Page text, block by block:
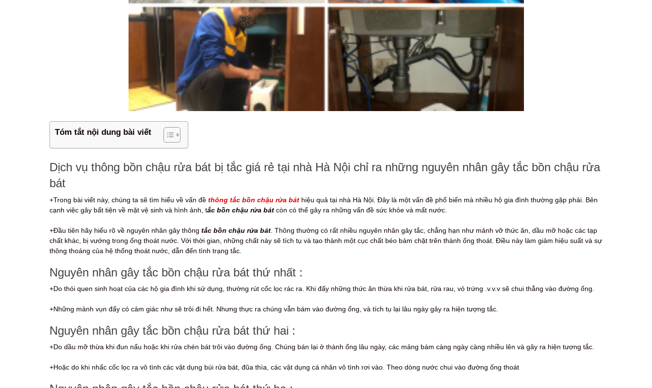
Tóm tắt nội dung bài viết
Dịch vụ thông bồn chậu rửa bát bị tắc giá rẻ tại nhà Hà Nội chỉ ra những nguyên nhân gây tắc bồn chậu rửa
bát
+Trong bài viết này, chúng ta sẽ tìm hiểu về vấn đề thông tắc bồn chậu rửa bát hiệu quả tại nhà Hà Nội. Đây là một vấn đề phổ biến mà nhiều hộ gia đình thường gặp phải. Bên
cạnh việc gây bất tiện về mặt vệ sinh và hình ảnh, tắc bồn chậu rửa bát còn có thể gây ra những vấn đề sức khỏe và mất nước.
+Đầu tiên hãy hiểu rõ về nguyên nhân gây thông tắc bồn chậu rửa bát. Thông thường có rất nhiều nguyên nhân gây tắc, chẳng hạn như mảnh vỡ thức ăn, dầu mỡ hoặc các tạp
chất khác, bị vướng trong ống thoát nước. Với thời gian, những chất này sẽ tích tụ và tạo thành một cục chất béo bám chặt trên thành ống thoát. Điều này làm giảm hiệu suất và sự
thông thoáng của hệ thống thoát nước, dẫn đến tình trạng tắc.
Nguyên nhân gây tắc bồn chậu rửa bát thứ nhất :
+Do thói quen sinh hoạt của các hộ gia đình khi sử dụng, thường rút cốc lọc rác ra. Khi đấy những thức ăn thừa khi rửa bát, rửa rau, vỏ trứng .v.v.v sẽ chui thẳng vào đường ống.
+Những mảnh vụn đấy có cảm giác như sẽ trôi đi hết. Nhưng thực ra chúng vẫn bám vào đường ống, và tích tụ lại lâu ngày gây ra hiện tượng tắc.
Nguyên nhân gây tắc bồn chậu rửa bát thứ hai :
+Do dầu mỡ thừa khi đun nấu hoặc khi rửa chén bát trôi vào đường ống. Chúng bán lại ở thành ống lâu ngày, các mảng bám càng ngày càng nhiều lên và gây ra hiện tượng tắc.
+Hoặc do khi nhấc cốc lọc ra vô tình các vật dụng búi rửa bát, đũa thìa, các vật dụng cá nhân vô tình rơi vào. Theo dòng nước chui vào đường ống thoát